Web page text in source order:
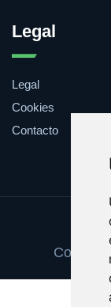
Legal
Legal
Cookies
Contacto